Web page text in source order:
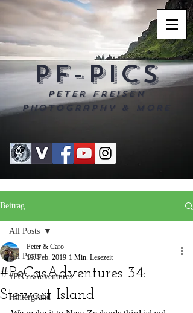
PF-PICS
Peter Freisen
Photography & more
Beitrag
All Posts
#PeCasAdventures
Hintergrund
All Posts
#PeCasAdventures 34:
Stewart Island
Peter & Caro
19. Feb. 2019 1 Min. Lesezeit